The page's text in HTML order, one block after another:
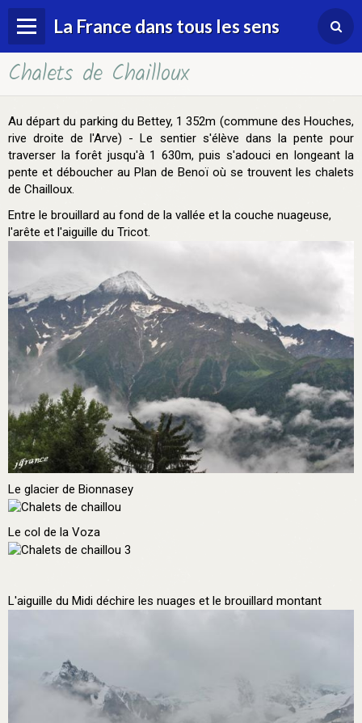
La France dans tous les sens
Accueil
Chalets de Chailloux
Au départ du parking du Bettey, 1 352m (commune des Houches,
rive droite de l'Arve) - Le sentier s'élève dans la pente pour
traverser la forêt jusqu'à 1 630m, puis s'adouci en longeant la
pente et déboucher au Plan de Benoï où se trouvent les chalets
de Chailloux.
Entre le brouillard au fond de la vallée et la couche nuageuse,
l'arête et l'aiguille du Tricot.
Le glacier de Bionnasey
Le col de la Voza
L'aiguille du Midi déchire les nuages et le brouillard montant